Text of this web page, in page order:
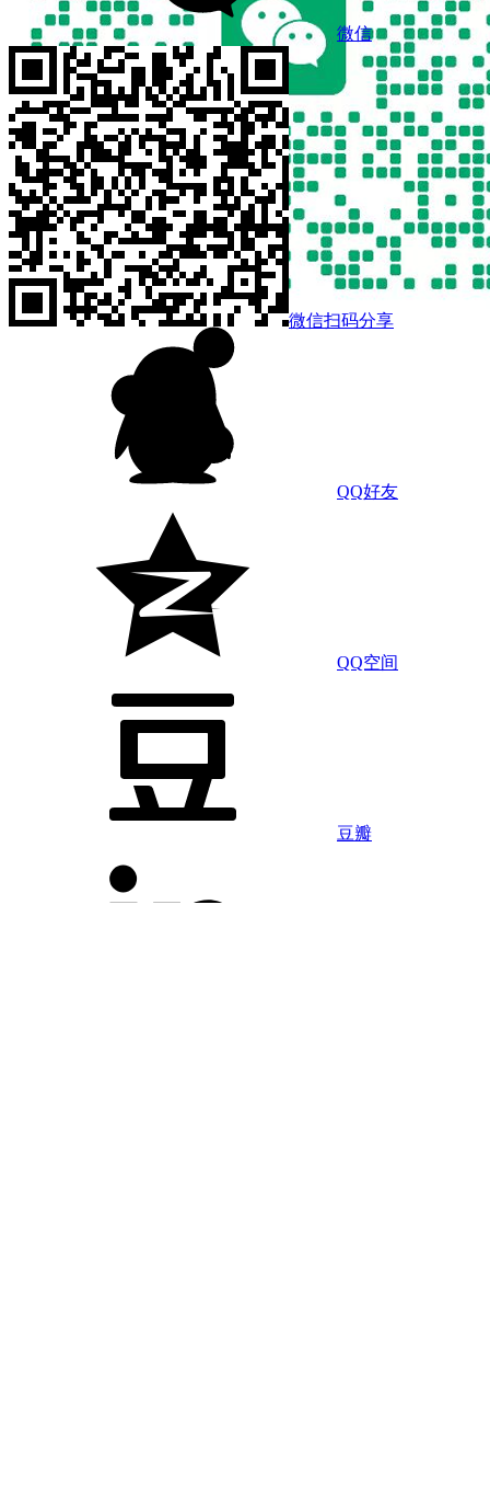
微信
微信扫码分享
QQ好友
QQ空间
豆瓣